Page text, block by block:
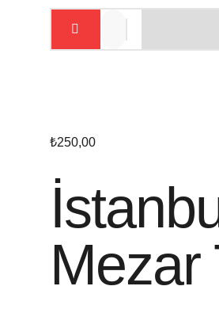
₺250,00
Mezar